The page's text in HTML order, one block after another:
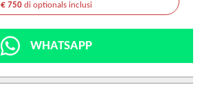
€ 750di optionals inclusi
WHATSAPP